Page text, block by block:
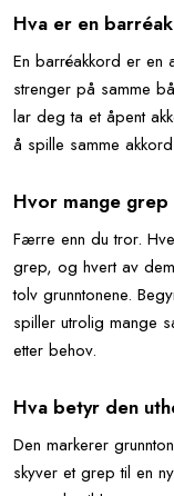
Hva er en
En barréakkord er en
strenger på samme
lar deg ta et åpent
å spille samme
Hvor mange
Færre enn du tror.
grep, og hvert av
tolv grunntonene.
spiller utrolig mange
etter behov.
Hva betyr den
Den markerer
skyver et grep til en